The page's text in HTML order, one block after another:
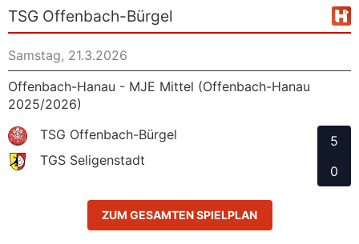
TSG Offenbach-Bürgel
Samstag, 21.3.2026
Offenbach-Hanau - MJE Mittel (Offenbach-Hanau
2025/2026)
TSG Offenbach-Bürgel
TGS Seligenstadt
5
0
ZUM GESAMTEN SPIELPLAN